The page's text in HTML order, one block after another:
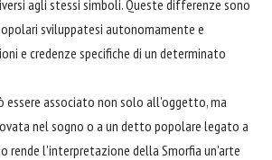
agli stessi simboli. Queste differenze sono
sviluppatesi autonomamente e
e credenze specifiche di un determinato
essere associato non solo all'oggetto, ma
nel sogno o a un detto popolare legato a
rende l'interpretazione della Smorfia un'arte